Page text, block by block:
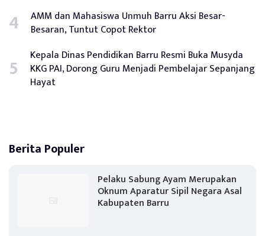
AMM dan Mahasiswa Unmuh Barru Aksi Besar-
Besaran, Tuntut Copot Rektor
Kepala Dinas Pendidikan Barru Resmi Buka Musyda
KKG PAI, Dorong Guru Menjadi Pembelajar Sepanjang
Hayat
Berita Populer
Pelaku Sabung Ayam Merupakan
Oknum Aparatur Sipil Negara Asal
Kabupaten Barru